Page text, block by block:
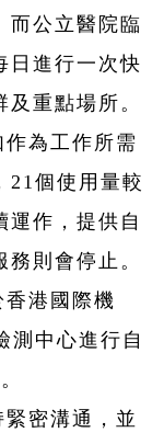
而公立醫院臨
日進行一次快
重點場所。
為工作所需
21個使用量較
運作，提供自
則會停止。
港國際機
測中心進行自
密溝通，並